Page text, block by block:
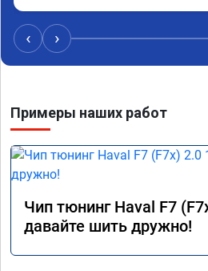
‹ ›
Примеры наших работ
Чип тюнинг Haval F7
давайте шить дружно!